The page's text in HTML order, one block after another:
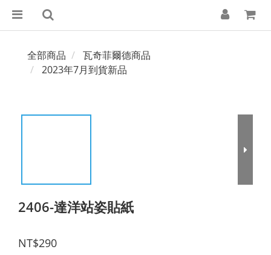
全部商品
瓦奇菲爾德商品
2023年7月到貨新品
2406-達洋站姿貼紙
NT$290